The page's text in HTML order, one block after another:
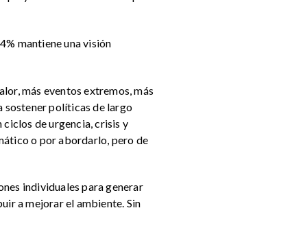
mantiene una visión
más eventos extremos, más
sostener políticas de largo
de urgencia, crisis y
o por abordarlo, pero de
individuales para generar
a mejorar el ambiente. Sin